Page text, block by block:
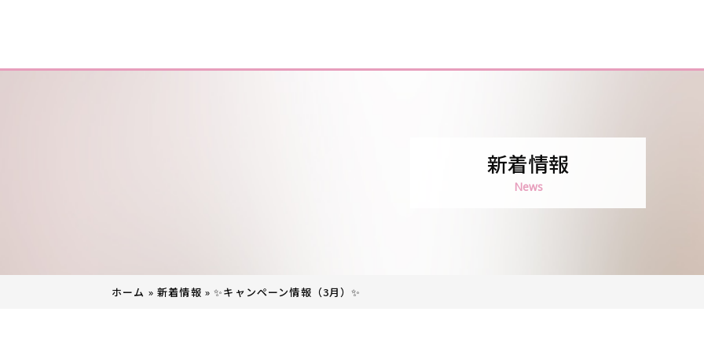
新着情報
News
ホーム »新着情報 »✨キャンペーン情報（3月）✨